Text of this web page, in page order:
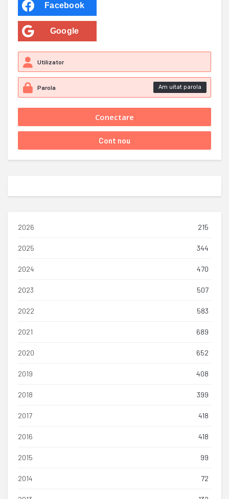
Facebook
Google
Am uitat parola
2026 215
2025 344
2024 470
2023 507
2022 583
2021 689
2020 652
2019 408
2018 399
2017 418
2016 418
2015 99
2014 72